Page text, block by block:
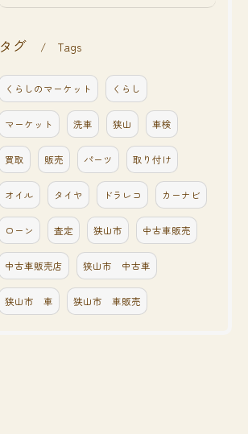
タグ Tags
くらしのマーケット くらし
マーケット 洗車 狭山 車検
買取 販売 パーツ 取り付け
オイル タイヤ ドラレコ カーナビ
ローン 査定 狭山市 中古車販売
中古車販売店 狭山市 中古車
狭山市 車 狭山市 車販売